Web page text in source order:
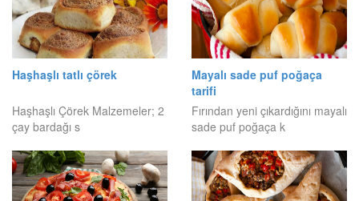
Haşhaşlı tatlı çörek
Haşhaşlı Çörek Malzemeler; 2
çay bardağı s
Mayalı sade puf poğaça
tarifi
Fırından yeni çıkardığını mayalı
sade puf poğaça k